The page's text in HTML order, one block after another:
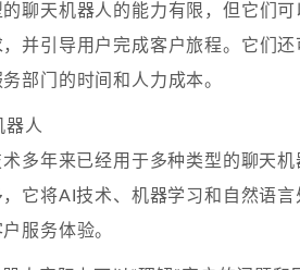
聊天机器人的能力有限，但它们可
并引导用户完成客户旅程。它们
部门的时间和人力成本。
器人
多年来已经用于多种类型的聊天
它将AI技术、机器学习和自然语
服务体验。